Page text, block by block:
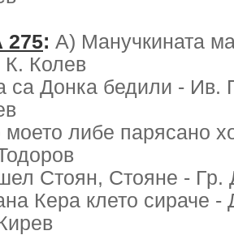
275: А) Манучкината
К. Колев
са Донка бедили - Ив.
либе парясано
Стоян, Стояне - Гр.
Кера клето сираче